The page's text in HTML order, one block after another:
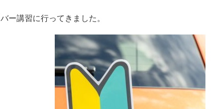
ー講習に行ってきました。